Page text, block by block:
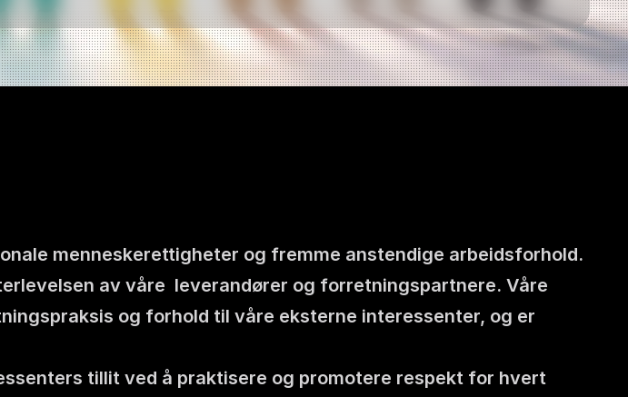
menneskerettigheter og fremme anstendige arbeidsforhold.
av våre  leverandører og forretningspartnere. Våre
og forhold til våre eksterne interessenter, og er
tillit ved å praktisere og promotere respekt for hvert